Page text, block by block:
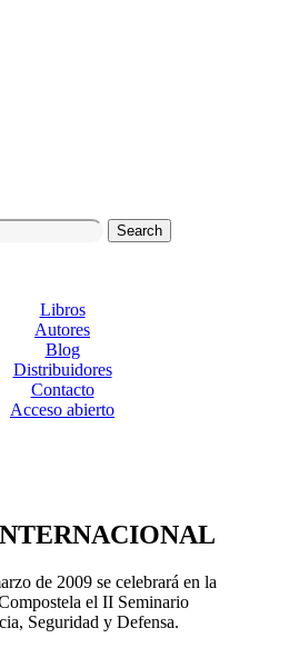
Search
Libros
Autores
Blog
Distribuidores
Contacto
Acceso abierto
de 2009 se celebrará en la
el II Seminario
Seguridad y Defensa.